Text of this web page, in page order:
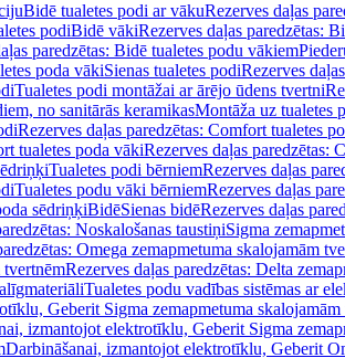
Bidē tualetes podi ar vākuRezerves daļas
podiBidē vākiRezerves daļas paredzētas:
paredzētas: Bidē tualetes podu vākiem
poda vākiSienas tualetes podiRezerves
Tualetes podi montāžai ar ārējo ūdens tvertni
no sanitārās keramikasMontāža uz tualetes
Rezerves daļas paredzētas: Comfort tualetes
tualetes poda vākiRezerves daļas paredzētas:
Tualetes podi bērniemRezerves daļas
Tualetes podu vāki bērniemRezerves daļas
sēdriņķiBidēSienas bidēRezerves daļas
Noskalošanas taustiņiSigma
Omega zemapmetuma skalojamām
tvertnēmRezerves daļas paredzētas: Delta
Tualetes podu vadības sistēmas ar
Geberit Sigma zemapmetuma
izmantojot elektrotīklu, Geberit Sigma
Darbināšanai, izmantojot elektrotīklu, Geberit